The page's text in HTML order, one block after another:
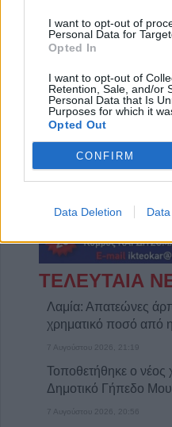
I want to opt-out of
Personal Data for
Opted In
I want to opt-out of
Retention, Sale, and/or
Personal Data that Is
Purposes for which it
Opted Out
CONFIRM
Data Deletion
ΤΕΛΕΥΤΑΙΑ
Λαμία: Απατεώνες
χρηματικό ποσό από
7 Αυγούστου 2026, 21:19
Τοποθετήθηκε ο νέος
Δημοτικό Γήπεδο
7 Αυγούστου 2026, 20:56